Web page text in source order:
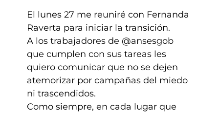
El lunes 27 me reuniré con Fernanda
Raverta para iniciar la transición.
A los trabajadores de @ansesgob
que cumplen con sus tareas les
quiero comunicar que no se dejen
atemorizar por campañas del miedo
ni trascendidos.
Como siempre, en cada lugar que